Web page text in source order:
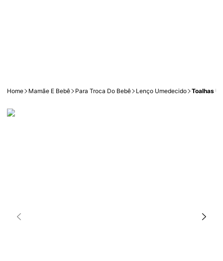
Home Mamãe E Bebê Para Troca Do Bebê Lenço Umedecido Toalhas